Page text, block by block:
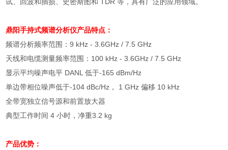
鼎阳手持式频谱分析仪产品特点：
频谱分析频率范围：9 kHz - 3.6GHz / 7.5 GHz
天线和电缆测量频率范围： 100 kHz - 3.6GHz / 7.5 GHz
显示平均噪声电平 DANL低于-165 dBm/Hz
单边带相位噪声低于-104 dBc/Hz ， 1 GHz偏移 10 kHz
全带宽独立信号源和前置放大器
典型工作时间 4小时，净重3.2 kg
产品优势：